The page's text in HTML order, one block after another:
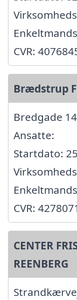
CVR:
Brædstrup
Bredgade
Ansatte:
Startdato:
CVR:
CENTER
REENBERG